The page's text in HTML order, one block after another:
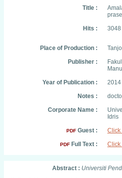
Title :
Hits :
3048
Place of Production :
Publisher :
Year of Publication :
2014
Notes :
Corporate Name :
Idris
PDF Guest : Click
PDF Full Text : Click
Abstract : Universiti